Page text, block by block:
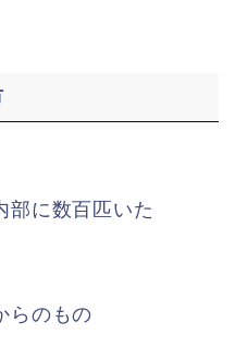
部に数百匹いた
らのもの